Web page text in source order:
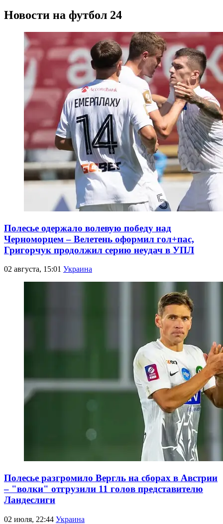
Новости на футбол 24
Полесье одержало волевую победу над
Черноморцем – Велетень оформил гол+пас,
Григорчук продолжил серию неудач в УПЛ
02 августа, 15:01 Украина
Полесье разгромило Вергль на сборах в Австрии
– "волки" отгрузили 11 голов представителю
Ландеслиги
02 июля, 22:44 Украина